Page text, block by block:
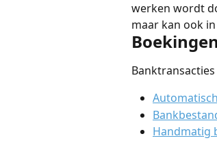
werken wordt
maar kan ook
Handmatig